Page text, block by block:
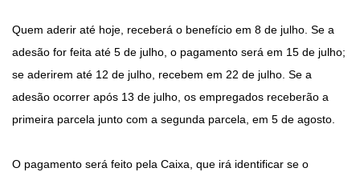
Quem aderir até hoje, receberá o benefício em 8 de julho. Se a
adesão for feita até 5 de julho, o pagamento será em 15 de julho;
se aderirem até 12 de julho, recebem em 22 de julho. Se a
adesão ocorrer após 13 de julho, os empregados receberão a
primeira parcela junto com a segunda parcela, em 5 de agosto.
O pagamento será feito pela Caixa, que irá identificar se o